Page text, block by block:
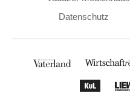
Datenschutz